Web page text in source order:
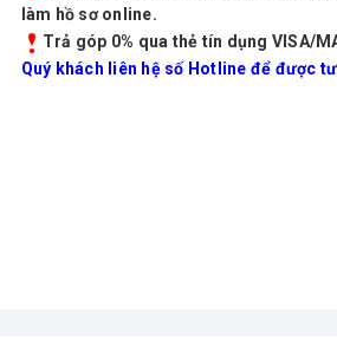
làm hồ sơ online.
Trả góp 0% qua thẻ tín dụng VISA/
Quý khách liên hệ số Hotline để được